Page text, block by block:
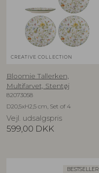
CREATIVE COLLECTION
Bloomie Tallerken,
Multifarvet, Stentøj
82073058
D20,5xH2,5 cm, Set of 4
Vejl. udsalgspris
599,00 DKK
BESTSELLER